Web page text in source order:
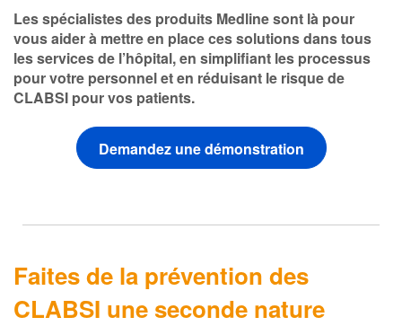
Les spécialistes des produits Medline sont là pour
vous aider à mettre en place ces solutions dans tous
les services de l’hôpital, en simplifiant les processus
pour votre personnel et en réduisant le risque de
CLABSI pour vos patients.
Demandez une démonstration
Faites de la prévention des
CLABSI une seconde nature